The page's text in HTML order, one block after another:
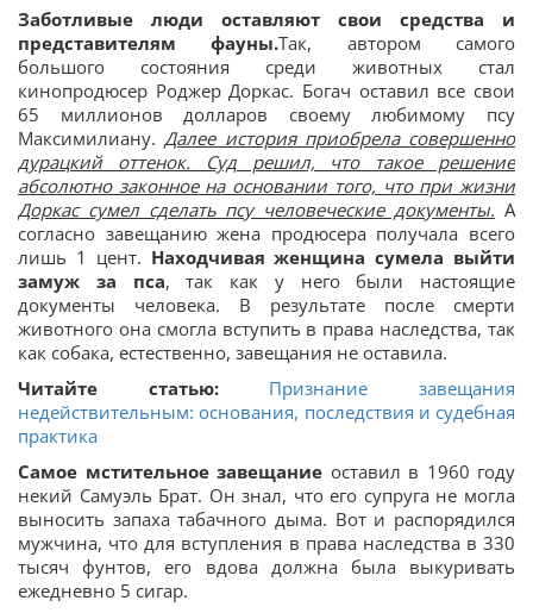
Заботливые люди оставляют свои средства и
представителям фауны.Так, автором самого
большого состояния среди животных стал
кинопродюсер Роджер Доркас. Богач оставил все свои
65 миллионов долларов своему любимому псу
Максимилиану.Далее история приобрела совершенно
дурацкий оттенок. Суд решил, что такое решение
абсолютно законное на основании того, что при жизни
Доркас сумел сделать псу человеческие документы. А
согласно завещанию жена продюсера получала всего
лишь 1 цент. Находчивая женщина сумела выйти
замуж за пса, так как у него были настоящие
документы человека. В результате после смерти
животного она смогла вступить в права наследства, так
как собака, естественно, завещания не оставила.
Читайте статью: Признание завещания
недействительным: основания, последствия и судебная
практика
Самое мстительное завещание оставил в 1960 году
некий Самуэль Брат. Он знал, что его супруга не могла
выносить запаха табачного дыма. Вот и распорядился
мужчина, что для вступления в права наследства в 330
тысяч фунтов, его вдова должна была выкуривать
ежедневно 5 сигар.